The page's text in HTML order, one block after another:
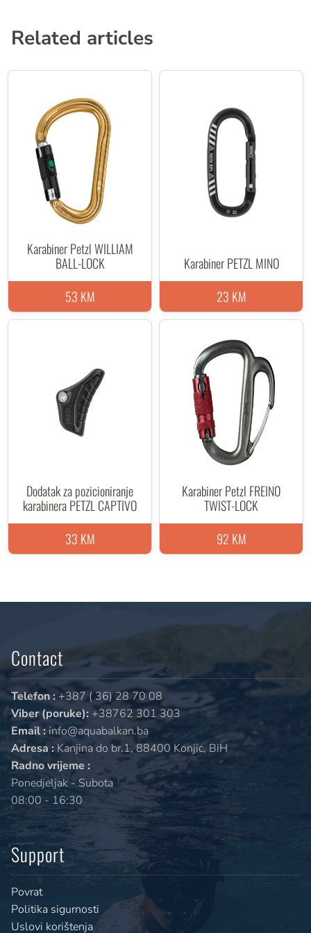
Related articles
Karabiner Petzl WILLIAM
BALL-LOCK
53 KM
Karabiner PETZL MINO
23 KM
Dodatak za pozicioniranje
karabinera PETZL CAPTIVO
33 KM
Karabiner Petzl FREINO
TWIST-LOCK
92 KM
Contact
Telefon : +387 ( 36) 28 70 08
Viber (poruke): +38762 301 303
Email :info@aquabalkan.ba
Adresa : Kanjina do br.1, 88400 Konjic, BiH
Radno vrijeme :
Ponedjeljak - Subota
08:00 - 16:30
Support
Povrat
Politika sigurnosti
Uslovi korištenja